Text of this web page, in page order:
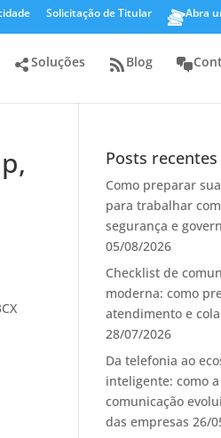
Solicitação de Titular Abra
Soluções Blog
Posts recentes
Como preparar
para trabalhar
segurança e
05/08/2026
Checklist de
moderna: como
atendimento e
28/07/2026
Da telefonia ao
inteligente: como a
comunicação
das empresas 26/